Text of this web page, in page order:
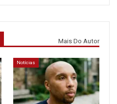
Mais Do Autor
Notícias